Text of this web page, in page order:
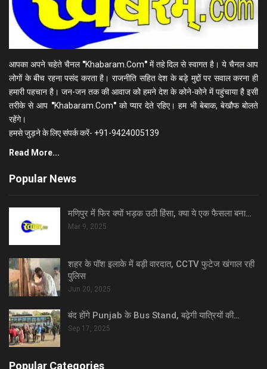
आपका अपने चहेते चैनल "Khabaram.Com"में तहे दिल से स्वागत है। ये चैनल आप
लोगों के बीच रहना पसंद करता है। राजनीति सहित देश के बड़े मुद्दों पर सवाल करना ही
हमारी पहचान है। जन-जन तक की आवाज को हमने देश के कोने-कोने में पहुंचाया है इसी
तरीके से आप "Khabaram.Com"को प्यार देते रहिए। हम भी बेबाक, बेखौफ बोलते
रहेंगे।
हमसे जुड़ने के लिए संपर्क करें- +91-9424005139
Read More...
Popular News
मणिपुर में फिर क्यों भड़क उठी हिंसा, क्या ये एक फैसला बना…
Mar 9, 2025
शहर के पॉश इलाके में बड़ी वारदात, CCTV फुटेज खंगाल रही
पुलिस
Jun 20, 2025
बंद होंगे Punjab के Bus Stand, बढ़ेगी यात्रियों की…
Sep 17, 2025
Popular Categories